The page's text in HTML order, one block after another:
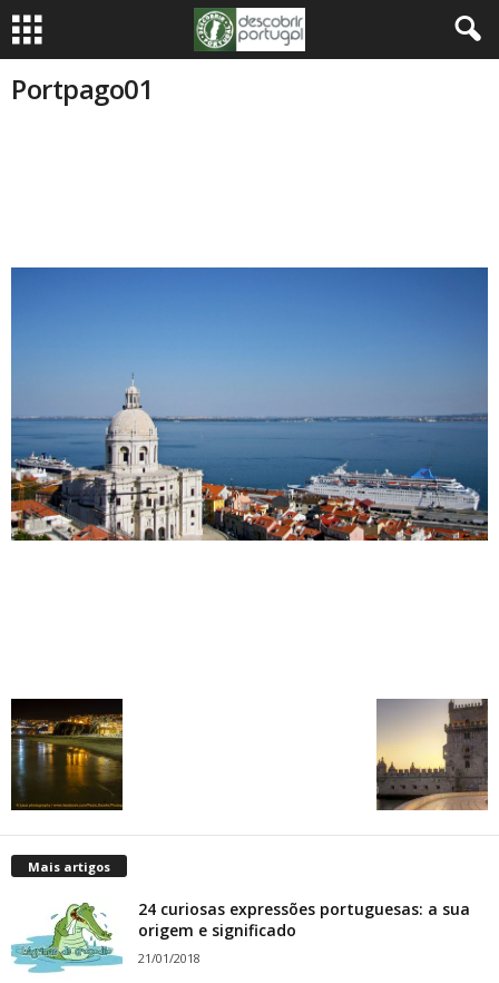
Portpago01
Mais artigos
24 curiosas expressões portuguesas: a sua
origem e significado
21/01/2018